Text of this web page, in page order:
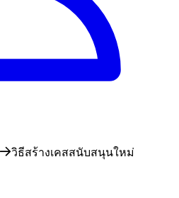
วิธีสร้างเคสสนับสนุนใหม่